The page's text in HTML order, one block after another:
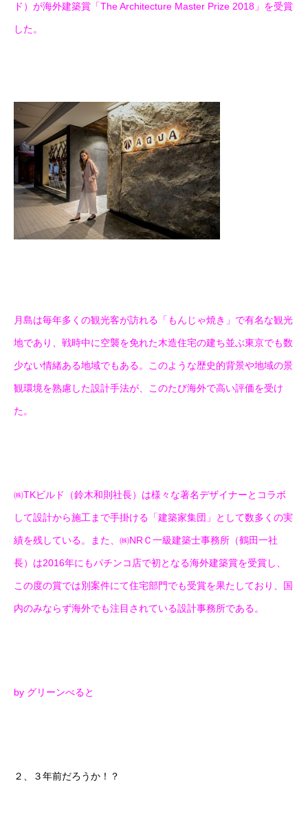
ド）が海外建築賞「The Architecture Master Prize 2018」を受賞
した。
月島は毎年多くの観光客が訪れる「もんじゃ焼き」で有名な観光
地であり、戦時中に空襲を免れた木造住宅の建ち並ぶ東京でも数
少ない情緒ある地域でもある。このような歴史的背景や地域の景
観環境を熟慮した設計手法が、このたび海外で高い評価を受け
た。
㈱TKビルド（鈴木和則社長）は様々な著名デザイナーとコラボ
して設計から施工まで手掛ける「建築家集団」として数多くの実
績を残している。また、㈱NRＣ一級建築士事務所（鶴田一社
長）は2016年にもパチンコ店で初となる海外建築賞を受賞し、
この度の賞では別案件にて住宅部門でも受賞を果たしており、国
内のみならず海外でも注目されている設計事務所である。
by グリーンべると
２、３年前だろうか！？